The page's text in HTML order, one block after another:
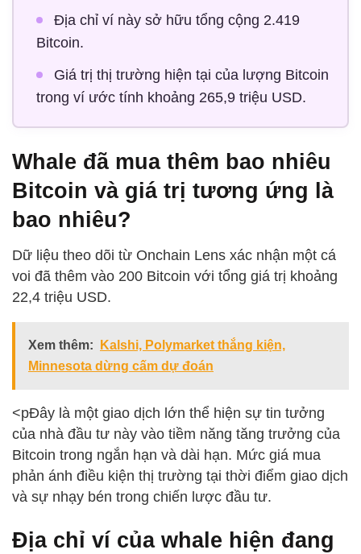
Địa chỉ ví này sở hữu tổng cộng 2.419
Bitcoin.
Giá trị thị trường hiện tại của lượng Bitcoin
trong ví ước tính khoảng 265,9 triệu USD.
Whale đã mua thêm bao nhiêu
Bitcoin và giá trị tương ứng là
bao nhiêu?
Dữ liệu theo dõi từ Onchain Lens xác nhận một cá
voi đã thêm vào 200 Bitcoin với tổng giá trị khoảng
22,4 triệu USD.
Xem thêm:
Kalshi, Polymarket thắng kiện,
Minnesota dừng cấm dự đoán
<pĐây là một giao dịch lớn thể hiện sự tin tưởng
của nhà đầu tư này vào tiềm năng tăng trưởng của
Bitcoin trong ngắn hạn và dài hạn. Mức giá mua
phản ánh điều kiện thị trường tại thời điểm giao dịch
và sự nhạy bén trong chiến lược đầu tư.
Địa chỉ ví của whale hiện đang